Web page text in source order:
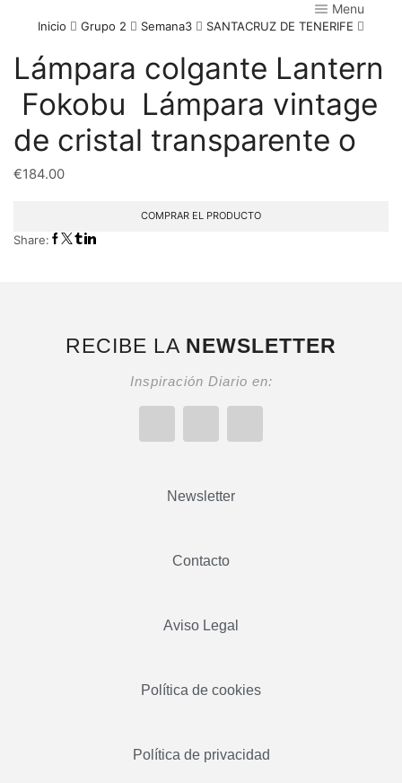
Menu
Inicio Grupo 2 Semana3 SANTACRUZ DE TENERIFE
Lámpara colgante Lantern
 Fokobu  Lámpara vintage
de cristal transparente o
€184.00
COMPRAR EL PRODUCTO
Share:
RECIBE LA NEWSLETTER
Inspiración Diario en:
Newsletter
Contacto
Aviso Legal
Política de cookies
Política de privacidad